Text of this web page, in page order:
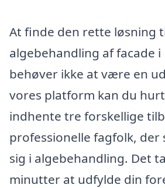
At finde den rette løsning
algebehandling af facade i
behøver ikke at være en
vores platform kan du
indhente tre forskellige
professionelle fagfolk, der
sig i algebehandling. Det
minutter at udfylde din